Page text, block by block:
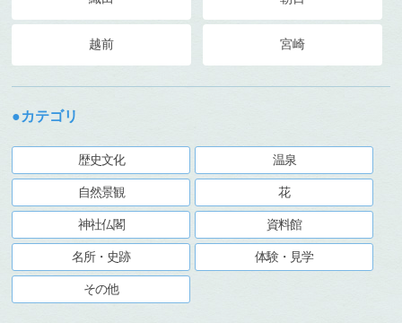
越前 宮崎
●カテゴリ
歴史文化 温泉
自然景観 花
神社仏閣 資料館
名所・史跡 体験・見学
その他